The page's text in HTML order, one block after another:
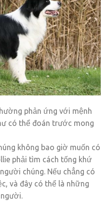
phản ứng với mệnh
có thể đoán trước mong
không bao giờ muốn có
phải tìm cách tống khứ
chúng. Nếu chẳng có
và đây có thể là những